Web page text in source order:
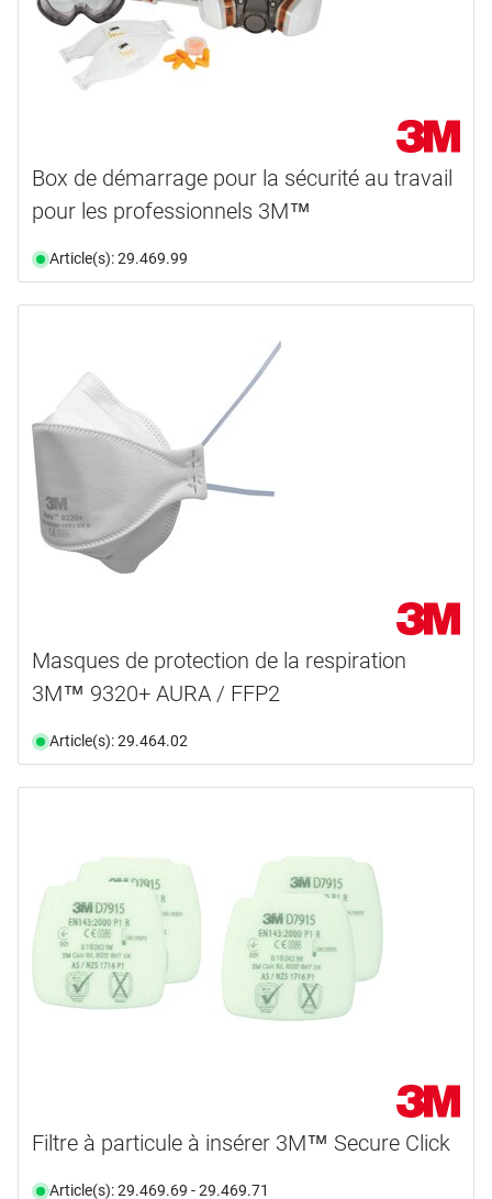
Box de démarrage pour la sécurité au travail
pour les professionnels 3M™
Article(s): 29.469.99
Masques de protection de la respiration
3M™ 9320+ AURA / FFP2
Article(s): 29.464.02
Filtre à particule à insérer 3M™ Secure Click
Article(s): 29.469.69 - 29.469.71